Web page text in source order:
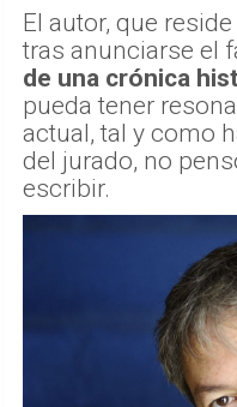
El autor, que
tras anunciarse el
de una crónica
pueda tener
actual, tal y como
del jurado, no
escribir.